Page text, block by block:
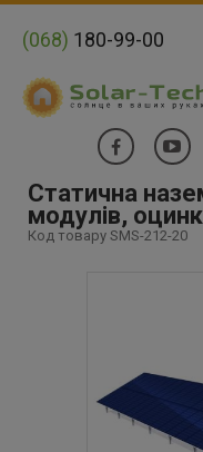
(068) 180-99-00
Статична
модулів,
Код товару SMS-212-20